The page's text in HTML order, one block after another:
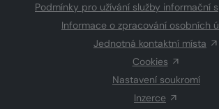
Podmínky pro užívání služby informační
Informace o zpracování osobních
Jednotná kontaktní místa
Cookies
Nastavení soukromí
Inzerce